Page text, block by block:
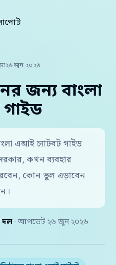
২৬ জুন ২০২৬
জন্য বাংলা
এআই চ্যাটবট গাইড
কখন ব্যবহার
কোন ভুল এড়াবেন
দল · আপডেট ২৬ জুন ২০২৬